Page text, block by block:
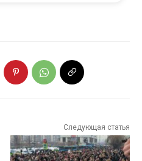
Следующая статья